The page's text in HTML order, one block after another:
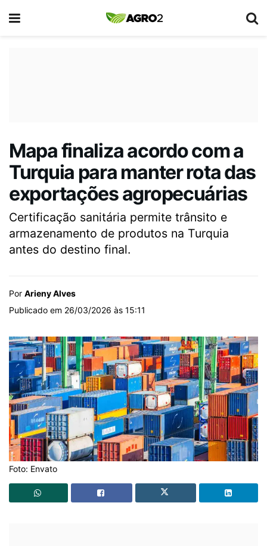
Mapa finaliza acordo com a
Turquia para manter rota das
exportações agropecuárias
Certificação sanitária permite trânsito e
armazenamento de produtos na Turquia
antes do destino final.
Por Arieny Alves
Publicado em 26/03/2026 às 15:11
Foto: Envato